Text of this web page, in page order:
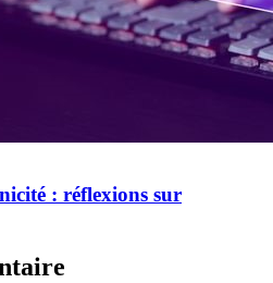
: réflexions sur